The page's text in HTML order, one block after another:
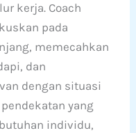
kerja. Coach
pada
memecahkan
dan
dengan situasi
yang
individu,